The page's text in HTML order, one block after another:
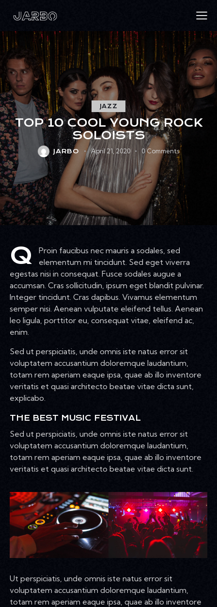
JAZZ
TOP 10 COOL YOUNG ROCK
SOLOISTS
JARBO April 21, 2020 0 Comments
Q
Proin faucibus nec mauris a sodales, sed
elementum mi tincidunt. Sed eget viverra
egestas nisi in consequat. Fusce sodales augue a
accumsan. Cras sollicitudin, ipsum eget blandit pulvinar.
Integer tincidunt. Cras dapibus. Vivamus elementum
semper nisi. Aenean vulputate eleifend tellus. Aenean
leo ligula, porttitor eu, consequat vitae, eleifend ac,
enim.
Sed ut perspiciatis, unde omnis iste natus error sit
voluptatem accusantium doloremque laudantium,
totam rem aperiam eaque ipsa, quae ab illo inventore
veritatis et quasi architecto beatae vitae dicta sunt,
explicabo.
THE BEST MUSIC FESTIVAL
Sed ut perspiciatis, unde omnis iste natus error sit
voluptatem accusantium doloremque laudantium,
totam rem aperiam eaque ipsa, quae ab illo inventore
veritatis et quasi architecto beatae vitae dicta sunt.
Ut perspiciatis, unde omnis iste natus error sit
voluptatem accusantium doloremque laudantium,
totam rem aperiam eaque ipsa, quae ab illo inventore